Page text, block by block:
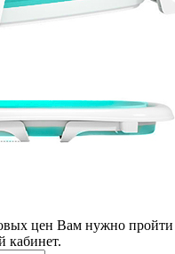
цен Вам нужно пройти
кабинет.